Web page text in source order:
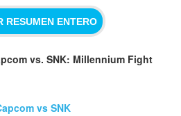
RESUMEN ENTERO
vs. SNK: Millennium Fight
vs SNK